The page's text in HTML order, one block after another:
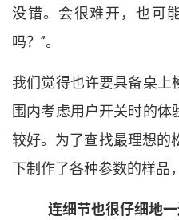
没错。 会很难开 ， 也可
吗？ ”。
我们觉得也许要具备桌上
围内考虑用户开关时的体
较好。 为了查找最理想的
下制作了各种参数的样品，
连细节也很仔细地